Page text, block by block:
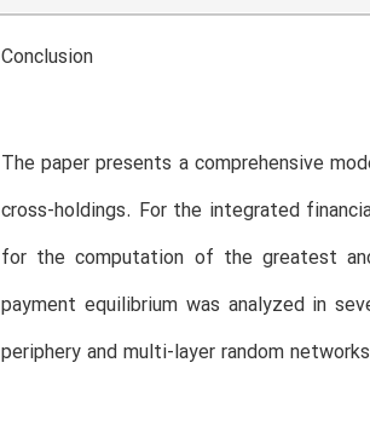
Conclusion
The paper presents a comprehensive
cross-holdings. For the integrated
for the computation of the greatest
payment equilibrium was analyzed in
periphery and multi-layer random